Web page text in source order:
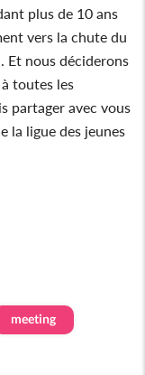
plus de 10 ans
vers la chute du
Et nous déciderons
toutes les
partager avec vous
la ligue des jeunes
meeting